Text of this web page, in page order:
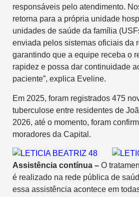
responsáveis pelo atendimento.
retorna para a própria unidade
unidades de saúde da família
enviada pelos sistemas oficiais da
garantindo que a equipe receba o
rapidez e possa dar continuidade
paciente”, explica Eveline.
Em 2025, foram registrados 475
tuberculose entre residentes de
2026, até o momento, foram
moradores da Capital.
Assistência contínua – O
é realizado na rede pública de
essa assistência acontece em